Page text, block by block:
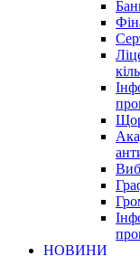
НОВИНИ